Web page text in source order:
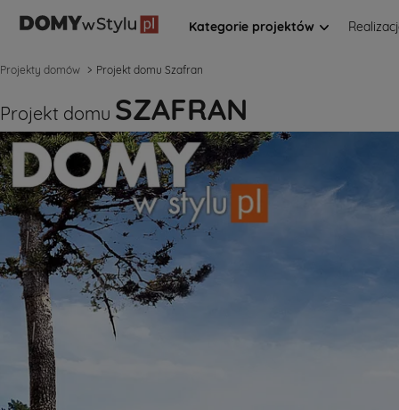
Kategorie projektów
Projekty domów Projekt domu Szafran
Projekt domu SZAFRAN